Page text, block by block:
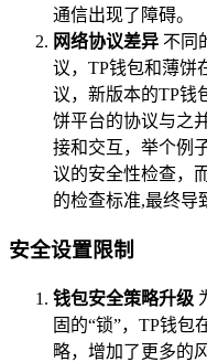
通信出现了障碍。
网络协议差异 不同
议，TP钱包和薄饼
议，新版本的TP钱
饼平台的协议与之
接和交互，举个例
议的安全性检查，
的检查标准,最终导
安全设置限制
钱包安全策略升级
固的“锁”，TP钱包
略，增加了更多的